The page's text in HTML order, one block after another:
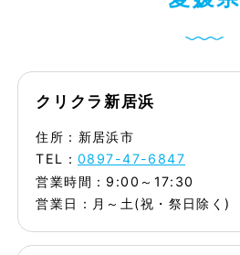
クリクラ新居浜
住所：新居浜市
TEL： 0897-47-6847
営業時間：9:00～17:30
営業日：月～土(祝・祭日除く)